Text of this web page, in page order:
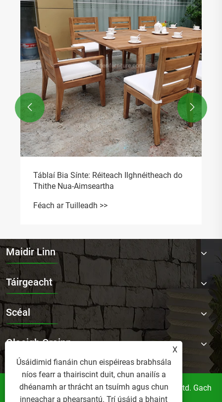
Cén Fáth a bhfuil Bia Teak Wood Socraigh
an Rogha is Fearr le haghaidh Troscán Fada
Buan
Féach ar Tuilleadh >>
 
Maidir Linn
Táirgeacht
Scéal
Glaoigh Orainn
Cóipcheart © 2025 Foshan Norler Furniture Co., Ltd. Gach
X
Úsáidimid fianáin chun eispéireas brabhsála
níos fearr a thairiscint duit, chun anailís a
dhéanamh ar thrácht an tsuímh agus chun
inneachar a phearsantú. Trí úsáid a bhaint